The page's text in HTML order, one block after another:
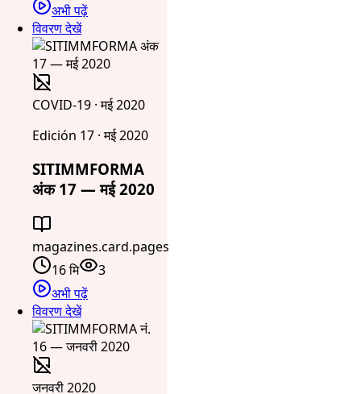
अभी पढ़ें
विवरण देखें
COVID-19 · मई 2020
Edición 17 · मई 2020
SITIMMFORMA
अंक 17 — मई 2020
magazines.card.pages
16 मि
3
अभी पढ़ें
विवरण देखें
जनवरी 2020